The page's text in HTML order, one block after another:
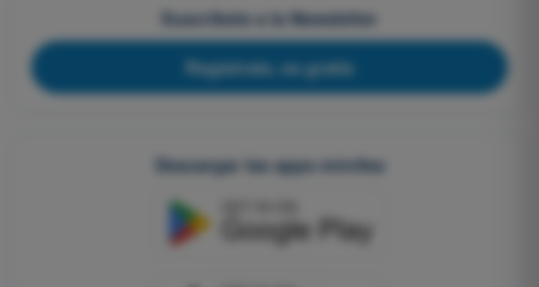
Suscríbete a la Newsletter
Regístrate, es gratis
Descargar las apps móviles